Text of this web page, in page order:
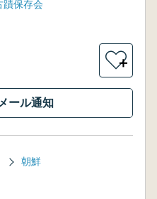
蹟保存会
＋
ール通知
朝鮮